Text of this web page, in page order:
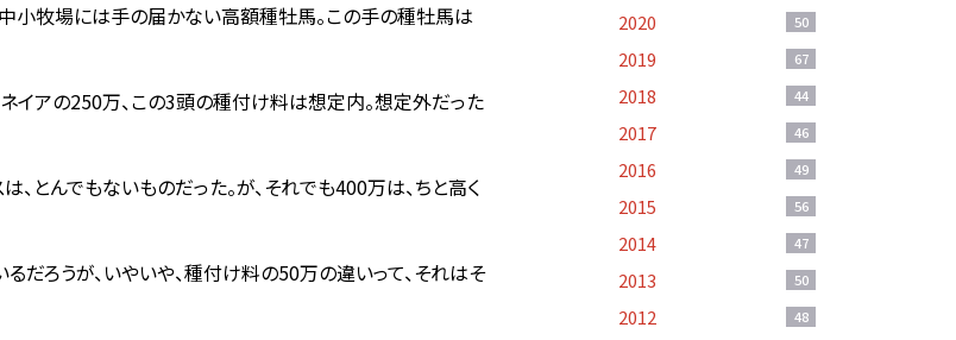
小牧場には手の届かない高額種牡馬。この手の種牡馬は
イアの250万、この3頭の種付け料は想定内。想定外だった
とんでもないものだった。が、それでも400万は、ちと高く
ろうが、いやいや、種付け料の50万の違いって、それはそ
2020 50
2019 67
2018 44
2017 46
2016 49
2015 56
2014 47
2013 50
2012 48